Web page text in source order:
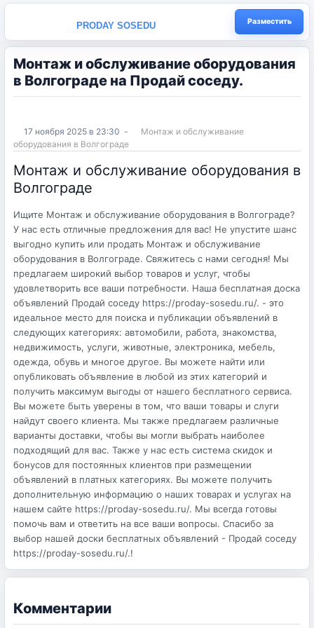
PRODAY SOSEDU Разместить
Монтаж и обслуживание оборудования
в Волгограде на Продай соседу.
17 ноября 2025 в 23:30 -
Монтаж и обслуживание
оборудования в Волгограде
Монтаж и обслуживание оборудования в
Волгограде
Ищите Монтаж и обслуживание оборудования в Волгограде?
У нас есть отличные предложения для вас! Не упустите шанс
выгодно купить или продать Монтаж и обслуживание
оборудования в Волгограде. Свяжитесь с нами сегодня! Мы
предлагаем широкий выбор товаров и услуг, чтобы
удовлетворить все ваши потребности. Наша бесплатная доска
объявлений Продай соседу https://proday-sosedu.ru/. - это
идеальное место для поиска и публикации объявлений в
следующих категориях: автомобили, работа, знакомства,
недвижимость, услуги, животные, электроника, мебель,
одежда, обувь и многое другое. Вы можете найти или
опубликовать объявление в любой из этих категорий и
получить максимум выгоды от нашего бесплатного сервиса.
Вы можете быть уверены в том, что ваши товары и слуги
найдут своего клиента. Мы также предлагаем различные
варианты доставки, чтобы вы могли выбрать наиболее
подходящий для вас. Также у нас есть система скидок и
бонусов для постоянных клиентов при размещении
объявлений в платных категориях. Вы можете получить
дополнительную информацию о наших товарах и услугах на
нашем сайте https://proday-sosedu.ru/. Мы всегда готовы
помочь вам и ответить на все ваши вопросы. Спасибо за
выбор нашей доски бесплатных объявлений - Продай соседу
https://proday-sosedu.ru/.!
Комментарии